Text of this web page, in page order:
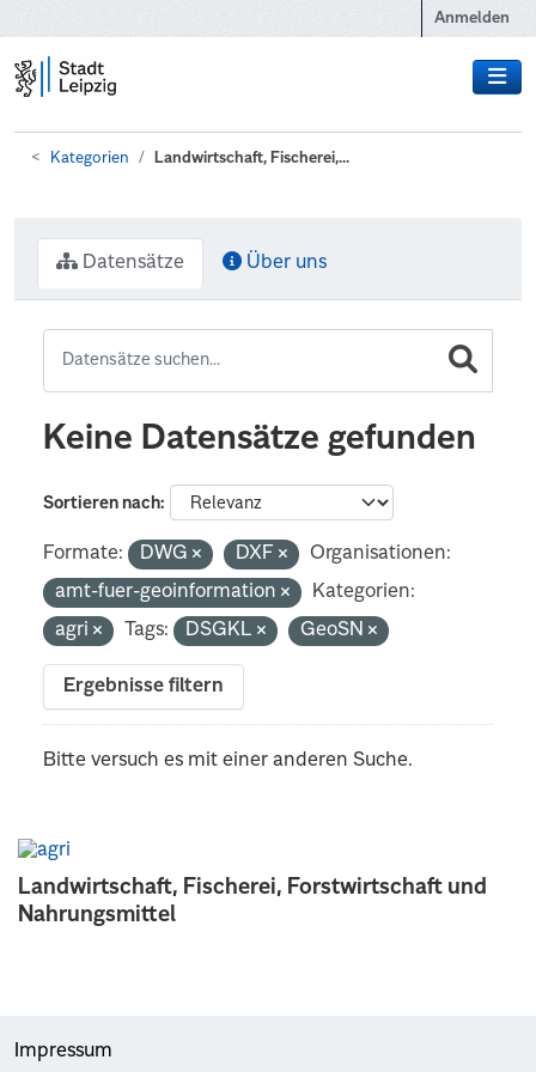
Anmelden
Kategorien Landwirtschaft, Fischerei,...
Landwirtschaft, Fischerei, Forstwirtschaft und
Nahrungsmittel
Datensätze Über uns
Keine Datensätze gefunden
Sortieren nach
Formate: DWG DXF
Organisationen:
amt-fuer-geoinformation
Kategorien:
agri
Tags: DSGKL GeoSN
Ergebnisse filtern
Bitte versuch es mit einer anderen Suche.
Impressum